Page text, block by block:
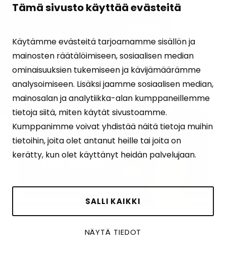
Tämä sivusto käyttää evästeitä
Käytämme evästeitä tarjoamamme sisällön ja
mainosten räätälöimiseen, sosiaalisen median
ominaisuuksien tukemiseen ja kävijämäärämme
analysoimiseen. Lisäksi jaamme sosiaalisen median,
mainosalan ja analytiikka-alan kumppaneillemme
tietoja siitä, miten käytät sivustoamme.
Kumppanimme voivat yhdistää näitä tietoja muihin
tietoihin, joita olet antanut heille tai joita on
kerätty, kun olet käyttänyt heidän palvelujaan.
SALLI KAIKKI
NÄYTÄ TIEDOT
15 €